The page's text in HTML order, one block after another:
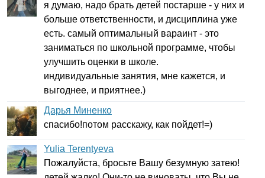
я думаю, надо брать детей постарше - у них и
больше ответственности, и дисциплина уже
есть. самый оптимальный вараинт - это
заниматься по школьной программе, чтобы
улучшить оценки в школе.
индивидуальные занятия, мне кажется, и
выгоднее, и приятнее.)
Дарья Миненко
спасибо!потом расскажу, как пойдет!=)
Yulia Terentyeva
Пожалуйста, бросьте Вашу безумную затею!